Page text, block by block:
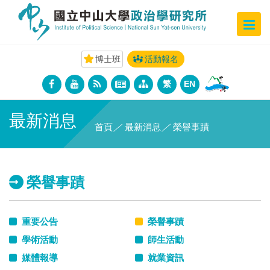
博士班 活動報名
繁 EN
最新消息 首頁 ／ 最新消息 ／ 榮譽事蹟
榮譽事蹟
重要公告
榮譽事蹟
學術活動
師生活動
媒體報導
就業資訊